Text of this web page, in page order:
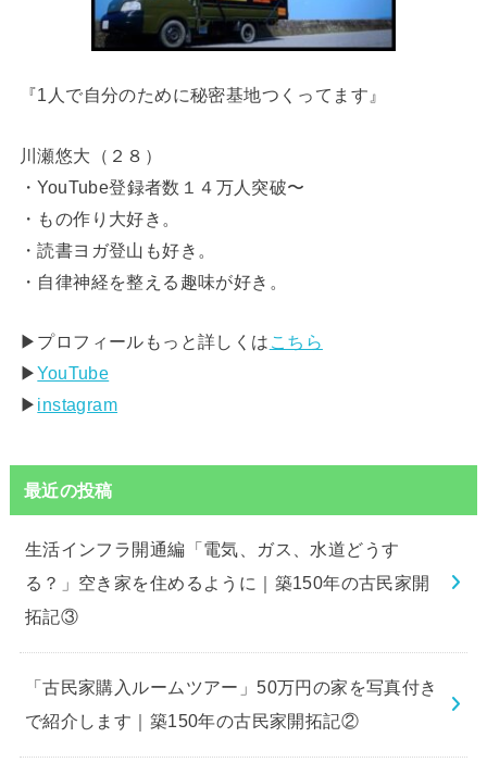
『1人で自分のために秘密基地つくってます』
川瀬悠大（２８）
・YouTube登録者数１４万人突破〜
・もの作り大好き。
・読書ヨガ登山も好き。
・自律神経を整える趣味が好き。
▶︎プロフィールもっと詳しくは こちら
▶︎YouTube
▶︎ instagram
最近の投稿
生活インフラ開通編「電気、ガス、水道どうす
る？」空き家を住めるように｜築150年の古民家開
拓記③
「古民家購入ルームツアー」50万円の家を写真付き
で紹介します｜築150年の古民家開拓記②